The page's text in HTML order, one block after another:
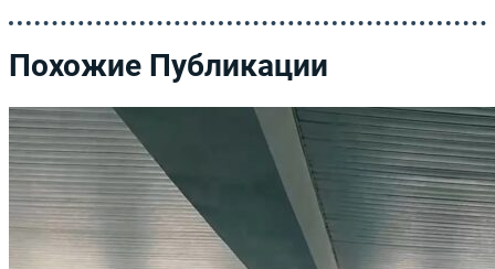
Похожие Публикации